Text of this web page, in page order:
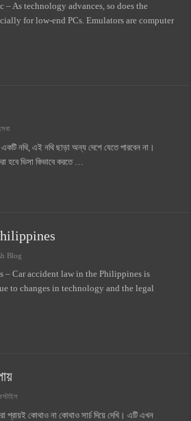
– As technology advances, so does the
for low-end PCs. Emulators are computer
নথি, এই নথি ছাড়া অন্য দেশে যেতে পারবেন না।
হবে ভিসা কিভাবে করতে …
Blog
– Car accident law in the Philippines is
to changes in technology and the legal
প্রায়ই কোথাও না কোথাও সার্চ দিয়ে দেখি। এটি এখন